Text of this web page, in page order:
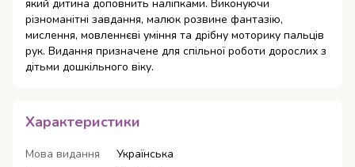
який дитина доповнить наліпками. Виконуючи
різноманітні завдання, малюк розвине фантазію,
мислення, мовленнєві уміння та дрібну моторику пальців
рук. Видання призначене для спільної роботи дорослих з
дітьми дошкільного віку.
Характеристики
Мова видання
Українська